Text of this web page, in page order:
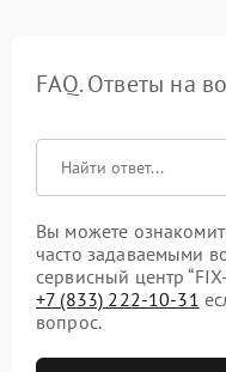
FAQ. Ответы на
Вы можете
часто задаваемыми
сервисный центр
+7 (833) 222-10-31
вопрос.